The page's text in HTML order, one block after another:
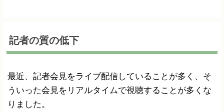
記者の質の低下
最近、記者会見をライブ配信していることが多く、そ
ういった会見をリアルタイムで視聴することが多くな
りました。